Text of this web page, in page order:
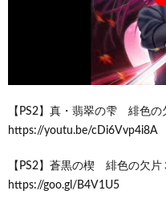
【PS2】真・翡翠の雫 緋色の
https://youtu.be/cDi6Vvp4i8A
【PS2】蒼黒の楔 緋色の欠片
https://goo.gl/B4V1U5